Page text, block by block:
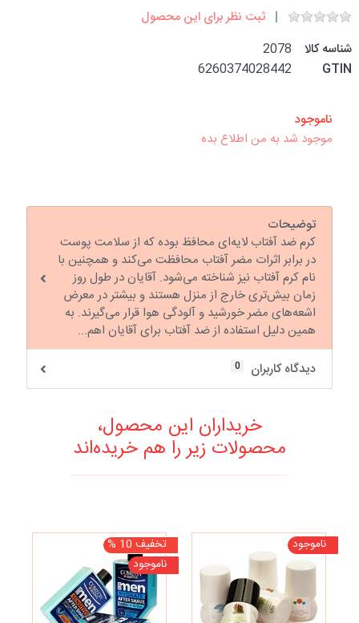
ثبت نظر برای این محصول
شناسه کالا
2078
GTIN
6260374028442
ناموجود
موجود شد به من اطلاع بده
توضیحات
کرم ضد آفتاب لایه‌ای محافظ بوده که از سلامت پوست
در برابر اثرات مضر آفتاب محافظت می‌کند و همچنین با
نام کرم آفتاب نیز شناخته می‌شود. آقایان در طول روز
زمان بیش‌تری خارج از منزل هستند و بیشتر در معرض
اشعه‌های مضر خورشید و آلودگی هوا قرار می‌گیرند. به
همین دلیل استفاده از ضد آفتاب برای آقایان اهم...
دیدگاه کاربران
0
خریداران این محصول،
محصولات زیر را هم خریده‌اند
ناموجود
تخفیف 10 %
ناموجود